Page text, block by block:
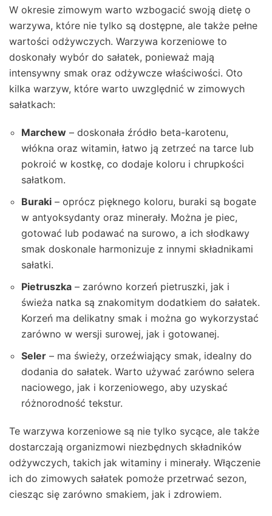
W okresie zimowym warto wzbogacić swoją dietę o
warzywa, które nie tylko są dostępne, ale także pełne
wartości odżywczych. Warzywa korzeniowe to
doskonały wybór do sałatek, ponieważ mają
intensywny smak oraz odżywcze właściwości. Oto
kilka warzyw, które warto uwzględnić w zimowych
sałatkach:
Marchew – doskonała źródło beta-karotenu,
włókna oraz witamin, łatwo ją zetrzeć na tarce lub
pokroić w kostkę, co dodaje koloru i chrupkości
sałatkom.
Buraki – oprócz pięknego koloru, buraki są bogate
w antyoksydanty oraz minerały. Można je piec,
gotować lub podawać na surowo, a ich słodkawy
smak doskonale harmonizuje z innymi składnikami
sałatki.
Pietruszka – zarówno korzeń pietruszki, jak i
świeża natka są znakomitym dodatkiem do sałatek.
Korzeń ma delikatny smak i można go wykorzystać
zarówno w wersji surowej, jak i gotowanej.
Seler – ma świeży, orzeźwiający smak, idealny do
dodania do sałatek. Warto używać zarówno selera
naciowego, jak i korzeniowego, aby uzyskać
różnorodność tekstur.
Te warzywa korzeniowe są nie tylko sycące, ale także
dostarczają organizmowi niezbędnych składników
odżywczych, takich jak witaminy i minerały. Włączenie
ich do zimowych sałatek pomoże przetrwać sezon,
ciesząc się zarówno smakiem, jak i zdrowiem.